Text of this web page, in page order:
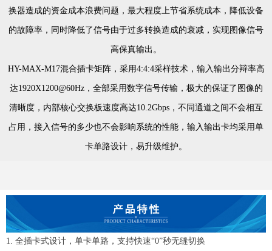
换器造成的资金成本浪费问题，最大程度上节省系统成本，降低设备
的故障率，同时降低了信号由于过多转换造成的衰减，实现图像信号
高保真输出。
HY-MAX-M17混合插卡矩阵，采用4:4:4采样技术，输入输出分辩率高
达1920X1200@60Hz，全部采用数字信号传输，极大的保证了图像的
清晰度，内部核心交换板速度高达10.2Gbps，不同通道之间不会相互
占用，接入信号的多少也不会影响系统的性能，输入输出卡均采用单
卡单路设计，易升级维护。
1. 全插卡式设计，单卡单路，支持快速“0”秒无缝切换